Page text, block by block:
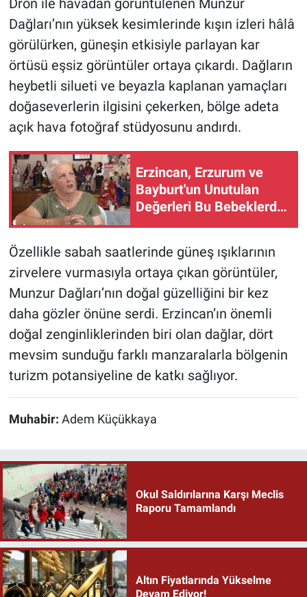
Dron ile havadan görüntülenen Munzur
Dağları’nın yüksek kesimlerinde kışın izleri hâlâ
görülürken, güneşin etkisiyle parlayan kar
örtüsü eşsiz görüntüler ortaya çıkardı. Dağların
heybetli silueti ve beyazla kaplanan yamaçları
doğaseverlerin ilgisini çekerken, bölge adeta
açık hava fotoğraf stüdyosunu andırdı.
Erzincan, Erzurum ve
Bayburt'un Unutulan
Değerleri Bu Bebeklerde
Yaşıyor! (VİDEO)
Özellikle sabah saatlerinde güneş ışıklarının
zirvelere vurmasıyla ortaya çıkan görüntüler,
Munzur Dağları’nın doğal güzelliğini bir kez
daha gözler önüne serdi. Erzincan’ın önemli
doğal zenginliklerinden biri olan dağlar, dört
mevsim sunduğu farklı manzaralarla bölgenin
turizm potansiyeline de katkı sağlıyor.
Muhabir: Adem Küçükkaya
Okul Saldırılarına Karşı Meclis
Raporu Tamamlandı
Altın Fiyatlarında Yükselme
Devam Ediyor!